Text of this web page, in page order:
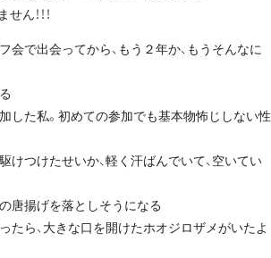
！！！
で出会ってから、もう２年か、もうそんなに
した私。初めての参加でも基本物怖じしない性
けつけたせいか、軽く汗ばんでいて、空いてい
唐揚げを落としそうになる
ら、大きな口を開けたホオジロザメがいたよ